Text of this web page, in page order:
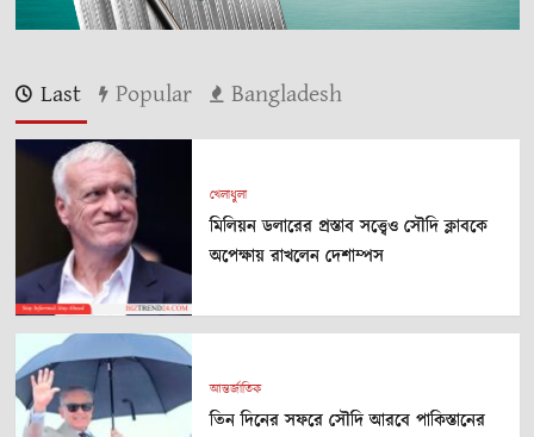
Last Popular Bangladesh
খেলাধুলা
মিলিয়ন ডলারের প্রস্তাব সত্ত্বেও সৌদি ক্লাবকে
অপেক্ষায় রাখলেন দেশাম্পস
আন্তর্জাতিক
তিন দিনের সফরে সৌদি আরবে পাকিস্তানের